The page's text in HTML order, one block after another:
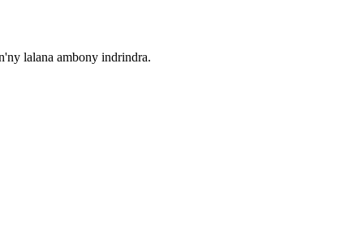
lalana ambony indrindra.